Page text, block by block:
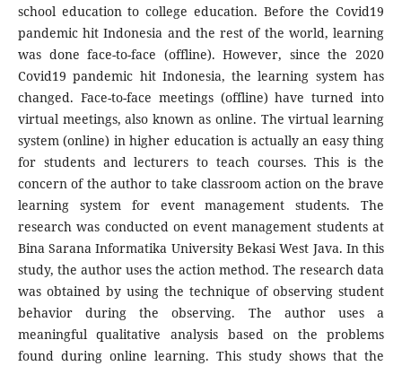
school education to college education. Before the Covid19
pandemic hit Indonesia and the rest of the world, learning
was done face-to-face (offline). However, since the 2020
Covid19 pandemic hit Indonesia, the learning system has
changed. Face-to-face meetings (offline) have turned into
virtual meetings, also known as online. The virtual learning
system (online) in higher education is actually an easy thing
for students and lecturers to teach courses. This is the
concern of the author to take classroom action on the brave
learning system for event management students. The
research was conducted on event management students at
Bina Sarana Informatika University Bekasi West Java. In this
study, the author uses the action method. The research data
was obtained by using the technique of observing student
behavior during the observing. The author uses a
meaningful qualitative analysis based on the problems
found during online learning. This study shows that the